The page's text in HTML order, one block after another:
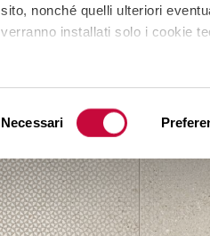
sito, nonché quelli ulteriori
verranno installati solo i cookie
per visualizzare
del
Necessari